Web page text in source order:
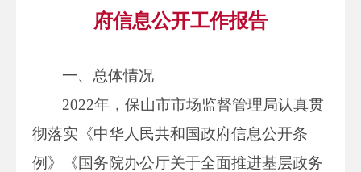
府信息公开工作报告
一、总体情况
2022年，保山市市场监督管理局认真贯
彻落实《中华人民共和国政府信息公开条
例》《国务院办公厅关于全面推进基层政务